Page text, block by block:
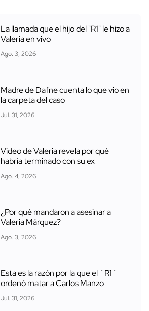
La llamada que el hijo del "R1" le hizo a
Valeria en vivo
Ago. 3, 2026
Madre de Dafne cuenta lo que vio en
la carpeta del caso
Jul. 31, 2026
Video de Valeria revela por qué
habría terminado con su ex
Ago. 4, 2026
¿Por qué mandaron a asesinar a
Valeria Márquez?
Ago. 3, 2026
Esta es la razón por la que el ´R1´
ordenó matar a Carlos Manzo
Jul. 31, 2026